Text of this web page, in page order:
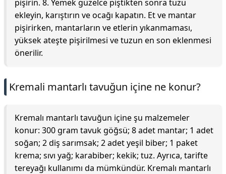
pişirin. 8. Yemek güzelce piştikten sonra tuzu
ekleyin, karıştırın ve ocağı kapatın. Et ve mantar
pişirirken, mantarların ve etlerin yıkanmaması,
yüksek ateşte pişirilmesi ve tuzun en son eklenmesi
önerilir.
Kremali mantarlı tavuğun içine ne konur?
Kremalı mantarlı tavuğun içine şu malzemeler
konur: 300 gram tavuk göğsü; 8 adet mantar; 1 adet
soğan; 2 diş sarımsak; 2 adet yeşil biber; 1 paket
krema; sıvı yağ; karabiber; kekik; tuz. Ayrıca, tarifte
tereyağı kullanımı da mümkündür. Kremalı mantarlı